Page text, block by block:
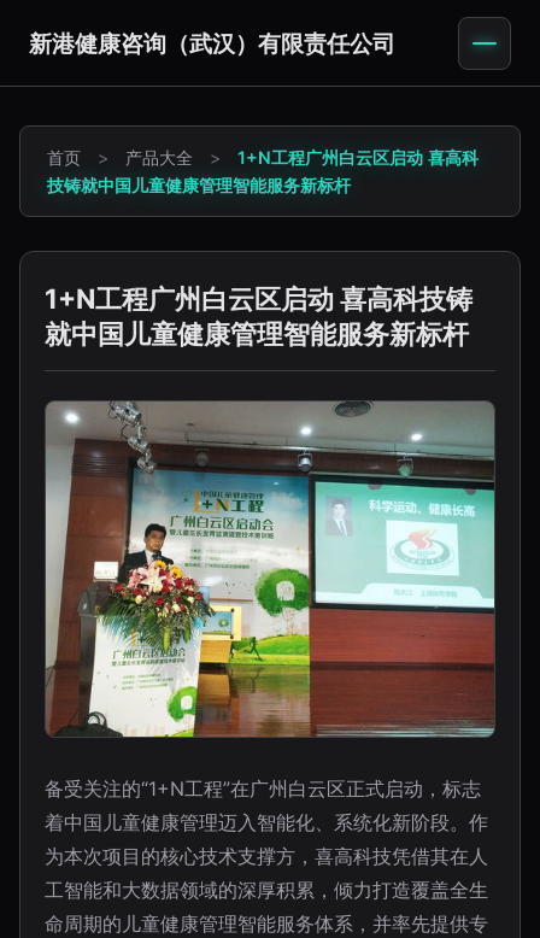
新港健康咨询（武汉）有限责任公司
首页 > 产品大全 >
1+N工程广州白云区启动 喜高科
技铸就中国儿童健康管理智能服务新标杆
1+N工程广州白云区启动 喜高科技铸
就中国儿童健康管理智能服务新标杆
备受关注的“1+N工程”在广州白云区正式启动，标志
着中国儿童健康管理迈入智能化、系统化新阶段。作
为本次项目的核心技术支撑方，喜高科技凭借其在人
工智能和大数据领域的深厚积累，倾力打造覆盖全生
命周期的儿童健康管理智能服务体系，并率先提供专